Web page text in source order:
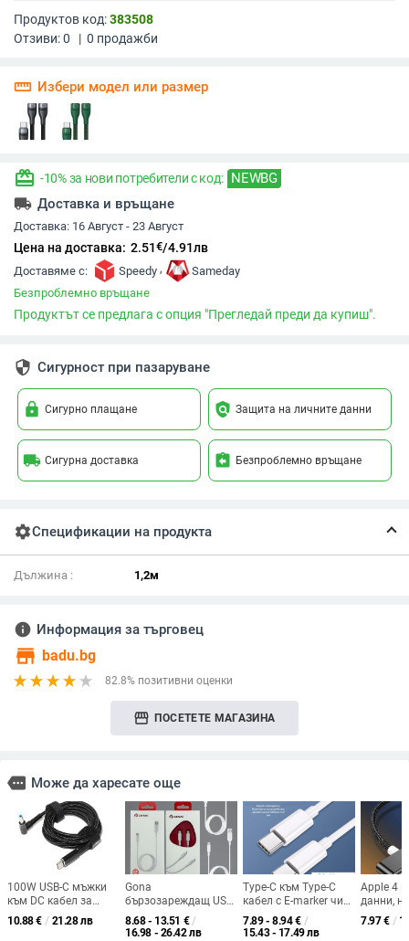
Продуктов код:383508
Отзиви:0 | 0 продажби
straighten Избери модел или размер
redeem -10% за нови потребители с код: NEWBG
local_shipping Доставка и връщане
Доставка: 16 Август - 23 Август
Цена на доставка: 2.51€/4.91лв
Доставяме с: Speedy ,
Sameday
Безпроблемно връщане
Продуктът се предлага с опция "Прегледай преди да купиш".
security Сигурност при пазаруване
lock Сигурно плащане policy Защита на личните данни
local_shipping Сигурна доставка assignment_return Безпроблемно връщане
settingsСпецификации на продукта
Дължина : 1,2м
info Информация за търговец
store badu.bg
82.8% позитивни оценки
storefront ПОСЕТЕТЕ МАГАЗИНА
more Може да харесате още
100W USB-C мъжки
към DC кабел за
зареждане за HP
лаптопи, 1.5 м
10.88€ / 21.28 лв
Gona
бързозареждащ USB-
C кабел за данни, 2
м, за iPhone 17,
8.68 - 13.51 € /
16.98 - 26.42 лв
Type-C към Type-C
кабел с E-marker чип,
100W PD бързо
зареждане, TPE
7.89 - 8.94€ /
15.43 - 17.49 лв
Apple 4
данни,
7.97€ /